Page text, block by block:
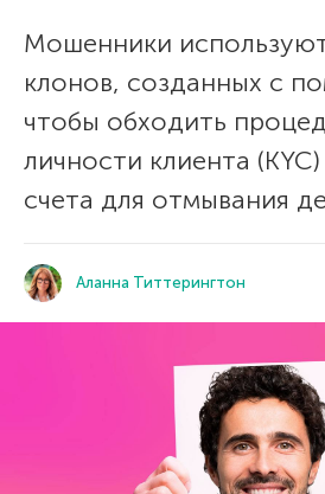
Мошенники
клонов, созданных с
чтобы обходить
личности клиента
счета для отмывания
Аланна Титтерингтон